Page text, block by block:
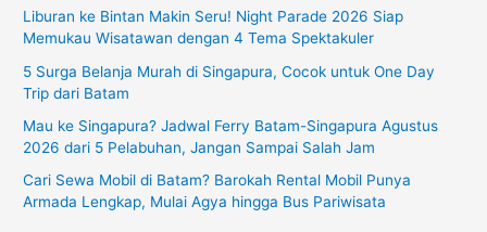
tLiburan ke Bintan Makin Seru! Night Parade 2026 Siap
Memukau Wisatawan dengan 4 Tema Spektakuler
5 Surga Belanja Murah di Singapura, Cocok untuk One Day
Trip dari Batam
Mau ke Singapura? Jadwal Ferry Batam-Singapura Agustus
2026 dari 5 Pelabuhan, Jangan Sampai Salah Jam
Cari Sewa Mobil di Batam? Barokah Rental Mobil Punya
Armada Lengkap, Mulai Agya hingga Bus Pariwisata